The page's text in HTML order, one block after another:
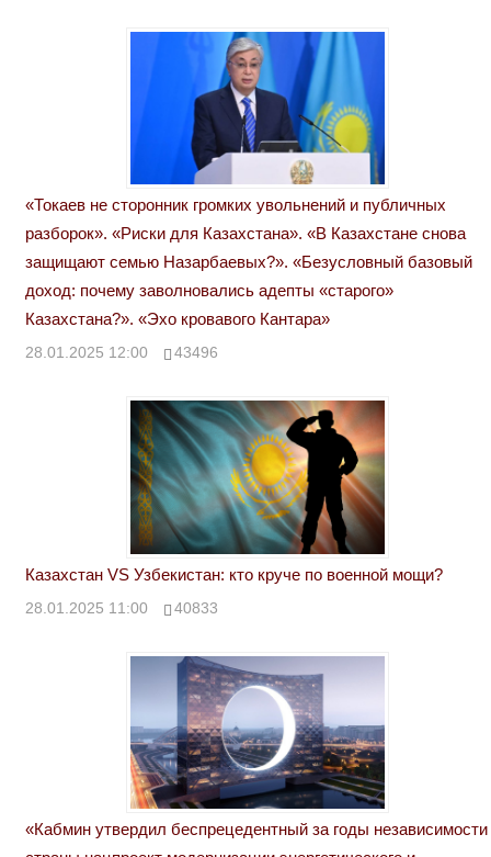
«Токаев не сторонник громких увольнений и публичных
разборок». «Риски для Казахстана». «В Казахстане снова
защищают семью Назарбаевых?». «Безусловный базовый
доход: почему заволновались адепты «старого»
Казахстана?». «Эхо кровавого Кантара»
28.01.2025 12:00 43496
Казахстан VS Узбекистан: кто круче по военной мощи?
28.01.2025 11:00 40833
«Кабмин утвердил беспрецедентный за годы независимости